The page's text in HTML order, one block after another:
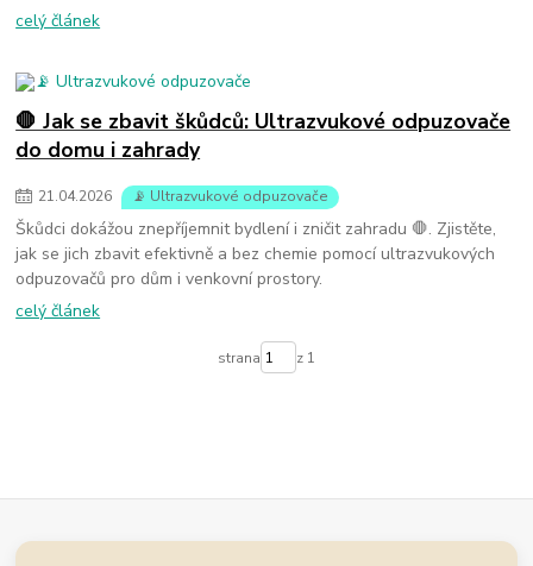
celý článek
🛑 Jak se zbavit škůdců: Ultrazvukové odpuzovače
do domu i zahrady
21.04.2026 📡 Ultrazvukové odpuzovače
Škůdci dokážou znepříjemnit bydlení i zničit zahradu 🛑. Zjistěte,
jak se jich zbavit efektivně a bez chemie pomocí ultrazvukových
odpuzovačů pro dům i venkovní prostory.
celý článek
strana z 1